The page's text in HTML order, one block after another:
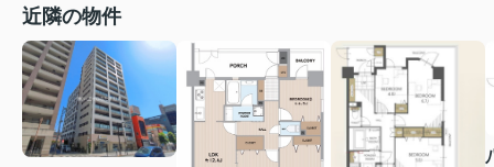
近隣の物件